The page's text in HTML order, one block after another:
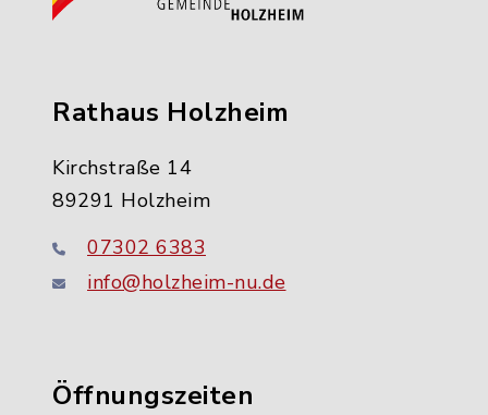
Rathaus Holzheim
Kirchstraße 14
89291 Holzheim
07302 6383
info@holzheim-nu.de
Öffnungszeiten